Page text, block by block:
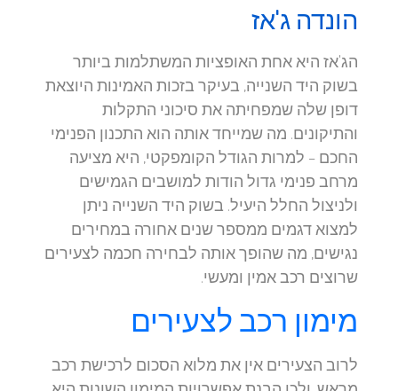
הונדה ג'אז
הג'אז היא אחת האופציות המשתלמות ביותר
בשוק היד השנייה, בעיקר בזכות האמינות היוצאת
דופן שלה שמפחיתה את סיכוני התקלות
והתיקונים. מה שמייחד אותה הוא התכנון הפנימי
החכם – למרות הגודל הקומפקטי, היא מציעה
מרחב פנימי גדול הודות למושבים הגמישים
ולניצול החלל היעיל. בשוק היד השנייה ניתן
למצוא דגמים ממספר שנים אחורה במחירים
נגישים, מה שהופך אותה לבחירה חכמה לצעירים
שרוצים רכב אמין ומעשי.
מימון רכב לצעירים
לרוב הצעירים אין את מלוא הסכום לרכישת רכב